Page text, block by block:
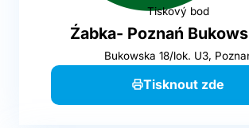
Tiskový bod
Źabka- Poznań
Bukowska 18/lok. U3,
Tisknout zde